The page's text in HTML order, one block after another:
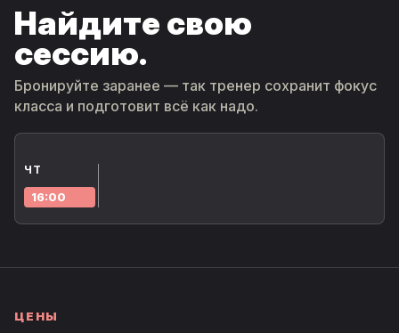
Найдите свою
сессию.
Бронируйте заранее — так тренер сохранит фокус
класса и подготовит всё как надо.
ЧТ
16:00
ЦЕНЫ